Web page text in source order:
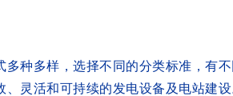
多样，选择不同的分类标准，有不
、灵活和可持续的发电设备及电站建设